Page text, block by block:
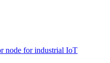
node for industrial IoT